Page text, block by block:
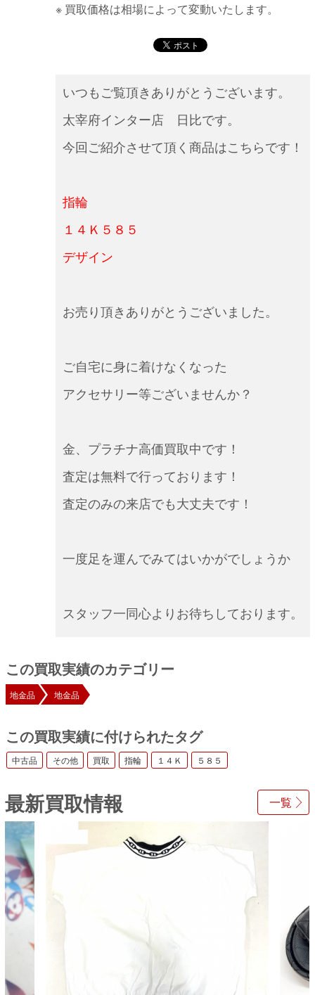
※ 買取価格は相場によって変動いたします。
いつもご覧頂きありがとうございます。
太宰府インター店 日比です。
今回ご紹介させて頂く商品はこちらです！
指輪
１４Ｋ５８５
デザイン
お売り頂きありがとうございました。
ご自宅に身に着けなくなった
アクセサリー等ございませんか？
金、プラチナ高価買取中です！
査定は無料で行っております！
査定のみの来店でも大丈夫です！
一度足を運んでみてはいかがでしょうか
スタッフ一同心よりお待ちしております。
この買取実績のカテゴリー
地金品 地金品
この買取実績に付けられたタグ
中古品 その他 買取 指輪 １４Ｋ ５８５
一覧
最新買取情報